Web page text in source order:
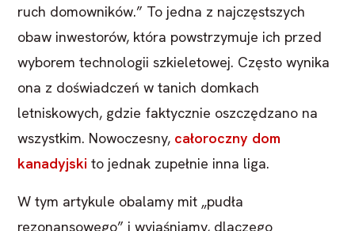
ruch domowników.” To jedna z najczęstszych
obaw inwestorów, która powstrzymuje ich przed
wyborem technologii szkieletowej. Często wynika
ona z doświadczeń w tanich domkach
letniskowych, gdzie faktycznie oszczędzano na
wszystkim. Nowoczesny, całoroczny dom
kanadyjski to jednak zupełnie inna liga.
W tym artykule obalamy mit „pudła
rezonansowego” i wyjaśniamy, dlaczego